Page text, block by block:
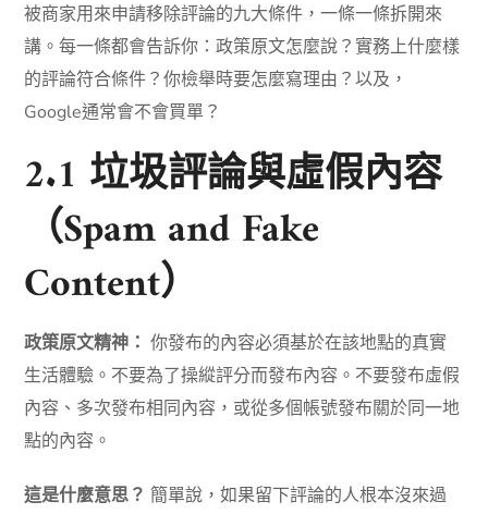
被商家用來申請移除評論的九大條件，一條一條拆開來
講。每一條都會告訴你：政策原文怎麼說？實務上什麼樣
的評論符合條件？你檢舉時要怎麼寫理由？以及，
Google通常會不會買單？
2.1 垃圾評論與虛假內容
（Spam and Fake
Content）
政策原文精神： 你發布的內容必須基於在該地點的真實
生活體驗。不要為了操縱評分而發布內容。不要發布虛假
內容、多次發布相同內容，或從多個帳號發布關於同一地
點的內容。
這是什麼意思？ 簡單說，如果留下評論的人根本沒來過